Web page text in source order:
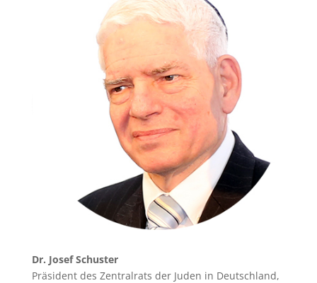
Dr. Josef Schuster
Präsident des Zentralrats der Juden in Deutschland,